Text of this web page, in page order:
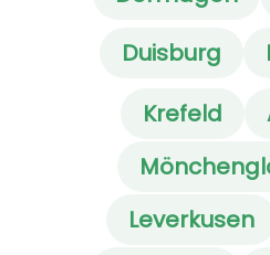
Duisburg
Krefeld
Leverkusen